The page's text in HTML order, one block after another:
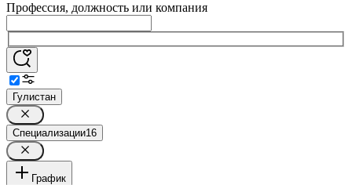
Профессия, должность или компания
Гулистан
Специализации16
График